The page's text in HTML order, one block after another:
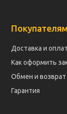
Покупателям
Доставка и
Как оформить
Обмен и возврат
Гарантия